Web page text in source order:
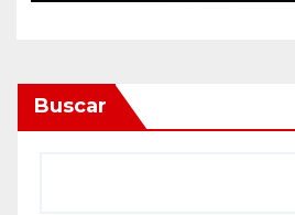
majestuosa Buck
Buscar